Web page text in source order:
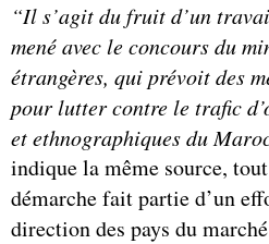
“Il s’agit du fruit d’un
mené avec le concours du
étrangères, qui prévoit des
pour lutter contre le trafic
et ethnographiques du
indique la même source,
démarche fait partie d’un
direction des pays du